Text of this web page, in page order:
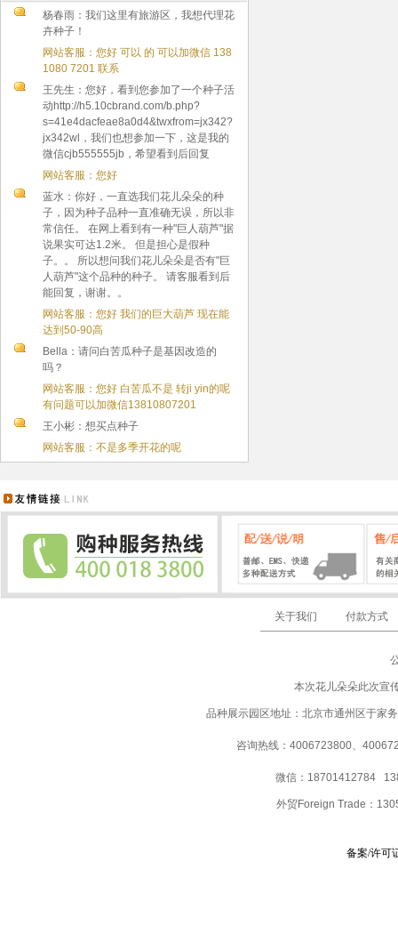
杨春雨：我们这里有旅游区，我想代理花
卉种子！
网站客服：您好 可以 的 可以加微信 138
1080 7201 联系
王先生：您好，看到您参加了一个种子活
动http://h5.10cbrand.com/b.php?
s=41e4dacfeae8a0d4&twxfrom=jx342?
jx342wl，我们也想参加一下，这是我的
微信cjb555555jb，希望看到后回复
网站客服：您好
蓝水：你好，一直选我们花儿朵朵的种
子，因为种子品种一直准确无误，所以非
常信任。 在网上看到有一种"巨人葫芦"据
说果实可达1.2米。 但是担心是假种
子。。 所以想问我们花儿朵朵是否有"巨
人葫芦"这个品种的种子。 请客服看到后
能回复，谢谢。。
网站客服：您好 我们的巨大葫芦 现在能
达到50-90高
Bella：请问白苦瓜种子是基因改造的
吗？
网站客服：您好 白苦瓜不是 转ji yin的呢
有问题可以加微信13810807201
王小彬：想买点种子
网站客服：不是多季开花的呢
关于我们 付款方式
本次花儿朵朵此次宣
品种展示园区地址：北京市通州区于家
咨询热线：4006723800、
微信：18701412784
外贸Foreign Trade：
备案/许可